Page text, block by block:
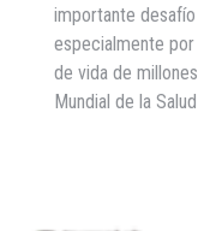
importante desafío
especialmente
de vida de
Mundial de la